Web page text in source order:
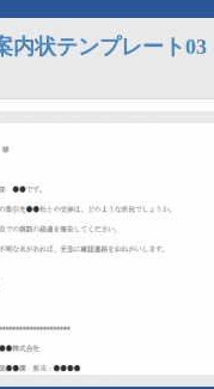
内状テンプレート03